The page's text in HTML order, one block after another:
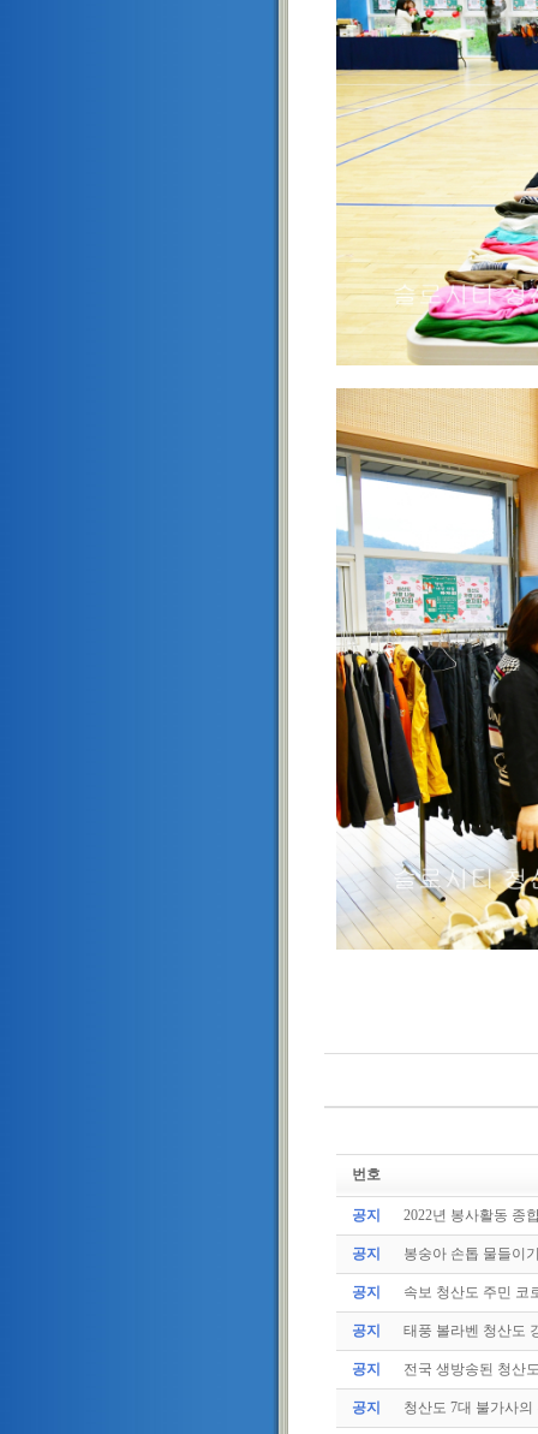
번호
공지 2022년 봉사활동 종
공지 봉숭아 손톱 물들이
공지 속보 청산도 주민 코
공지 태풍 볼라벤 청산도
공지 전국 생방송된 청산
공지 청산도 7대 불가사의